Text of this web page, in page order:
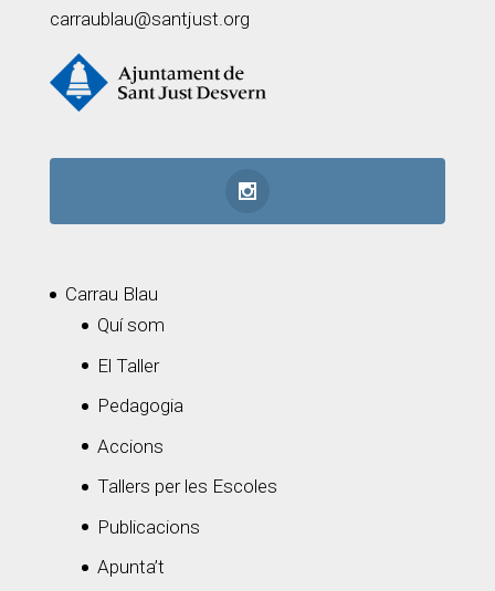
carraublau@santjust.org
Carrau Blau
Quí som
El Taller
Pedagogia
Accions
Tallers per les Escoles
Publicacions
Apunta’t